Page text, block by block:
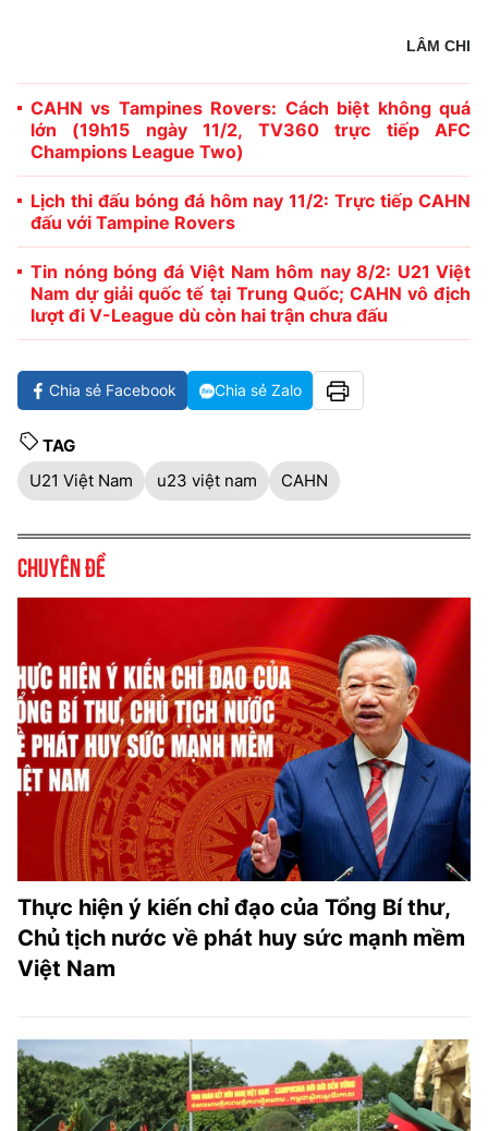
LÂM CHI
CAHN vs Tampines Rovers: Cách biệt không quá
lớn (19h15 ngày 11/2, TV360 trực tiếp AFC
Champions League Two)
Lịch thi đấu bóng đá hôm nay 11/2: Trực tiếp CAHN
đấu với Tampine Rovers
Tin nóng bóng đá Việt Nam hôm nay 8/2: U21 Việt
Nam dự giải quốc tế tại Trung Quốc; CAHN vô địch
lượt đi V-League dù còn hai trận chưa đấu
Chia sẻ Facebook Chia sẻ Zalo
TAG
U21 Việt Nam
u23 việt nam CAHN
Chuyên đề
Thực hiện ý kiến chỉ đạo của Tổng Bí thư,
Chủ tịch nước về phát huy sức mạnh mềm
Việt Nam